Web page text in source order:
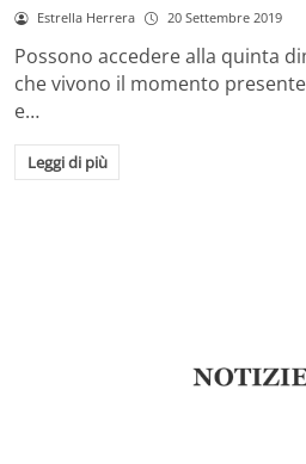
Estrella Herrera 20 Settembre 2019
Possono accedere alla quinta
che vivono il momento
e…
Leggi di più